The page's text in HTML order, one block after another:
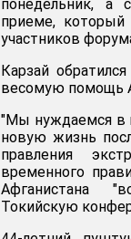
понедельник, а
приеме,
участников
Карзай
весомую помощь
"Мы нуждаемся в
новую жизнь
правления
временного
Афганистана
Токийскую